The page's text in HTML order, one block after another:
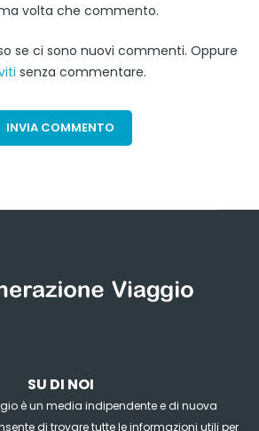
volta che commento.
se ci sono nuovi commenti. Oppure
senza commentare.
SU DI NOI
è un media indipendente e di nuova
di trovare tutte le informazioni utili per